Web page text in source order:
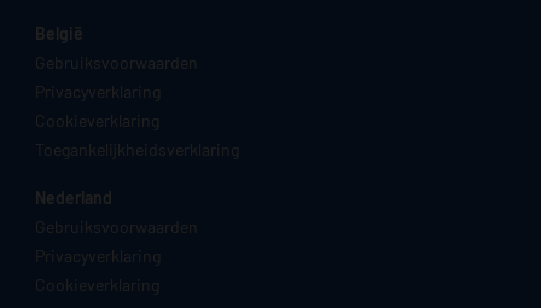
België
Gebruiksvoorwaarden
Privacyverklaring
Cookieverklaring
Toegankelijkheidsverklaring
Nederland
Gebruiksvoorwaarden
Privacyverklaring
Cookieverklaring